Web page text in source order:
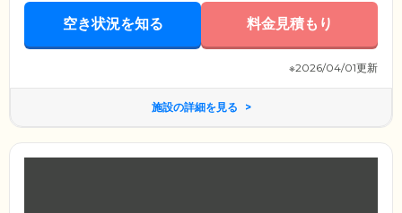
空き状況を知る 料金見積もり
※2026/04/01更新
施設の詳細を見る